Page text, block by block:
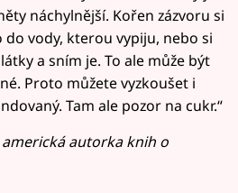
náchylnější. Kořen zázvoru si
vody, kterou vypiju, nebo si
a sním je. To ale může být
Proto můžete vyzkoušet i
Tam ale pozor na cukr.“
americká autorka knih o